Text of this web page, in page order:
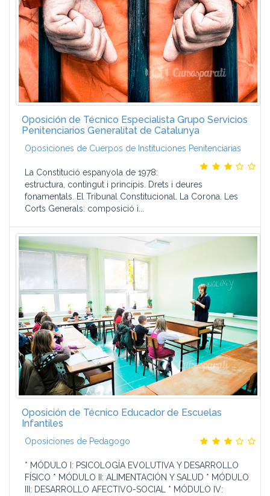
Oposición de Técnico Especialista Grupo Servicios
Penitenciarios Generalitat de Catalunya
Oposiciones de Cuerpos de Instituciones Penitenciarias
La Constitució espanyola de 1978:
estructura, contingut i principis. Drets i deures
fonamentals. El Tribunal Constitucional. La Corona. Les
Corts Generals: composició i...
Oposición de Técnico Educador de Escuelas
Infantiles
Oposiciones de Pedagogo
* MÓDULO I: PSICOLOGÍA EVOLUTIVA Y DESARROLLO
FÍSICO * MÓDULO II: ALIMENTACIÓN Y SALUD * MÓDULO
III: DESARROLLO AFECTIVO-SOCIAL * MÓDULO IV: